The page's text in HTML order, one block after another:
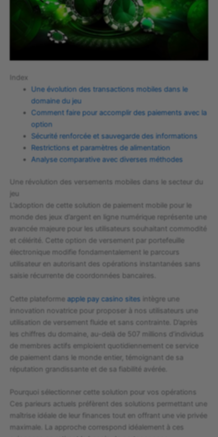
Index
Une évolution des transactions mobiles dans le
domaine du jeu
Comment faire pour accomplir des paiements avec la
option
Sécurité renforcée et sauvegarde des informations
Restrictions et paramètres de alimentation
Analyse comparative avec diverses méthodes
Une révolution des versements mobiles dans le secteur du
jeu
L’adoption de cette solution de paiement mobile pour le
monde des jeux d’argent en ligne numérique représente une
avancée majeure pour les utilisateurs souhaitant commodité
et célérité. Cette option de versement par portefeuille
électronique modifie fondamentalement le parcours
utilisateur en autorisant des opérations instantanées sans
saisie récurrente de coordonnées bancaires.
Cette plateforme apple pay casino sites intègre une
innovation novatrice pour proposer à nos utilisateurs une
utilisation de versement fluide et sans contrainte. D’après
les chiffres du domaine, au-delà de 507 millions d’individus
de membres actifs emploient quotidiennement ce service
de paiement dans le monde entier, témoignant de sa
réputation grandissante et de sa fiabilité avérée.
Pourquoi sélectionner cette solution pour vos opérations
Ces parieurs actuels préfèrent des solutions permettant une
maîtrise idéale de leur finances tout en offrant une vie privée
maximale. La approche correspond idéalement à ces